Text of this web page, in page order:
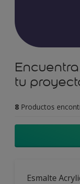
tu
8 Productos
Esmalte